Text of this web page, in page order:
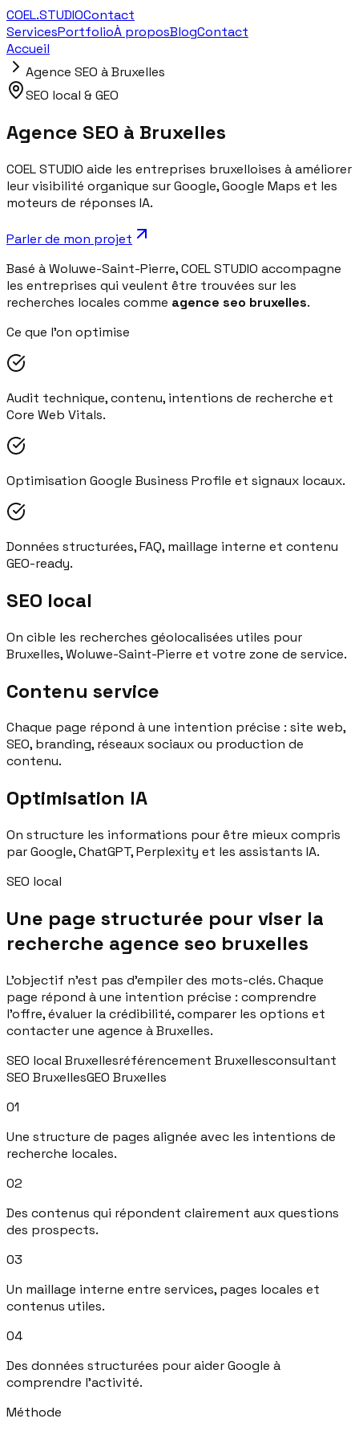
COEL.STUDIOContact
ServicesPortfolioÀ proposBlogContact
Accueil
Agence SEO à Bruxelles
SEO local & GEO
Agence SEO à Bruxelles
COEL STUDIO aide les entreprises bruxelloises à améliorer
leur visibilité organique sur Google, Google Maps et les
moteurs de réponses IA.
Parler de mon projet
Basé à Woluwe-Saint-Pierre, COEL STUDIO accompagne
les entreprises qui veulent être trouvées sur les
recherches locales comme agence seo bruxelles.
Ce que l'on optimise
Audit technique, contenu, intentions de recherche et
Core Web Vitals.
Optimisation Google Business Profile et signaux locaux.
Données structurées, FAQ, maillage interne et contenu
GEO-ready.
SEO local
On cible les recherches géolocalisées utiles pour
Bruxelles, Woluwe-Saint-Pierre et votre zone de service.
Contenu service
Chaque page répond à une intention précise : site web,
SEO, branding, réseaux sociaux ou production de
contenu.
Optimisation IA
On structure les informations pour être mieux compris
par Google, ChatGPT, Perplexity et les assistants IA.
SEO local
Une page structurée pour viser la
recherche agence seo bruxelles
L'objectif n'est pas d'empiler des mots-clés. Chaque
page répond à une intention précise : comprendre
l'offre, évaluer la crédibilité, comparer les options et
contacter une agence à Bruxelles.
SEO local Bruxellesréférencement Bruxellesconsultant
SEO BruxellesGEO Bruxelles
01
Une structure de pages alignée avec les intentions de
recherche locales.
02
Des contenus qui répondent clairement aux questions
des prospects.
03
Un maillage interne entre services, pages locales et
contenus utiles.
04
Des données structurées pour aider Google à
comprendre l'activité.
Méthode